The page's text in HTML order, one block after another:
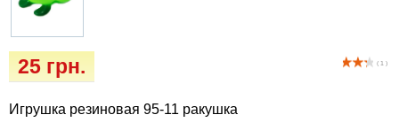
( 1 )
25 грн.
Игрушка резиновая 95-11 ракушка
Vet Diet Canine Wet - ветеринарные диеты
для собак
килимки